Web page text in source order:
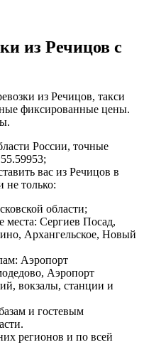
из Речицов с
из Речицов, такси
фиксированные цены.
России, точные
вас из Речицов в
не только:
области;
места: Сергиев Посад,
Архангельское, Новый
Аэропорт
Аэропорт
вокзалы, станции и
и гостевым
регионов и по всей